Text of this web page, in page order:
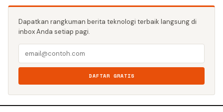
Dapatkan rangkuman berita teknologi terbaik langsung di
inbox Anda setiap pagi.
DAFTAR GRATIS